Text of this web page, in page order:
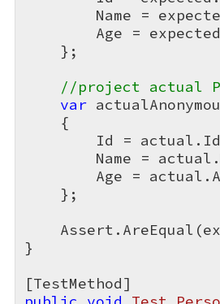
Name =
Age =
    };
//project actual
var
    {
Id =
Name =
Age =
    };
}